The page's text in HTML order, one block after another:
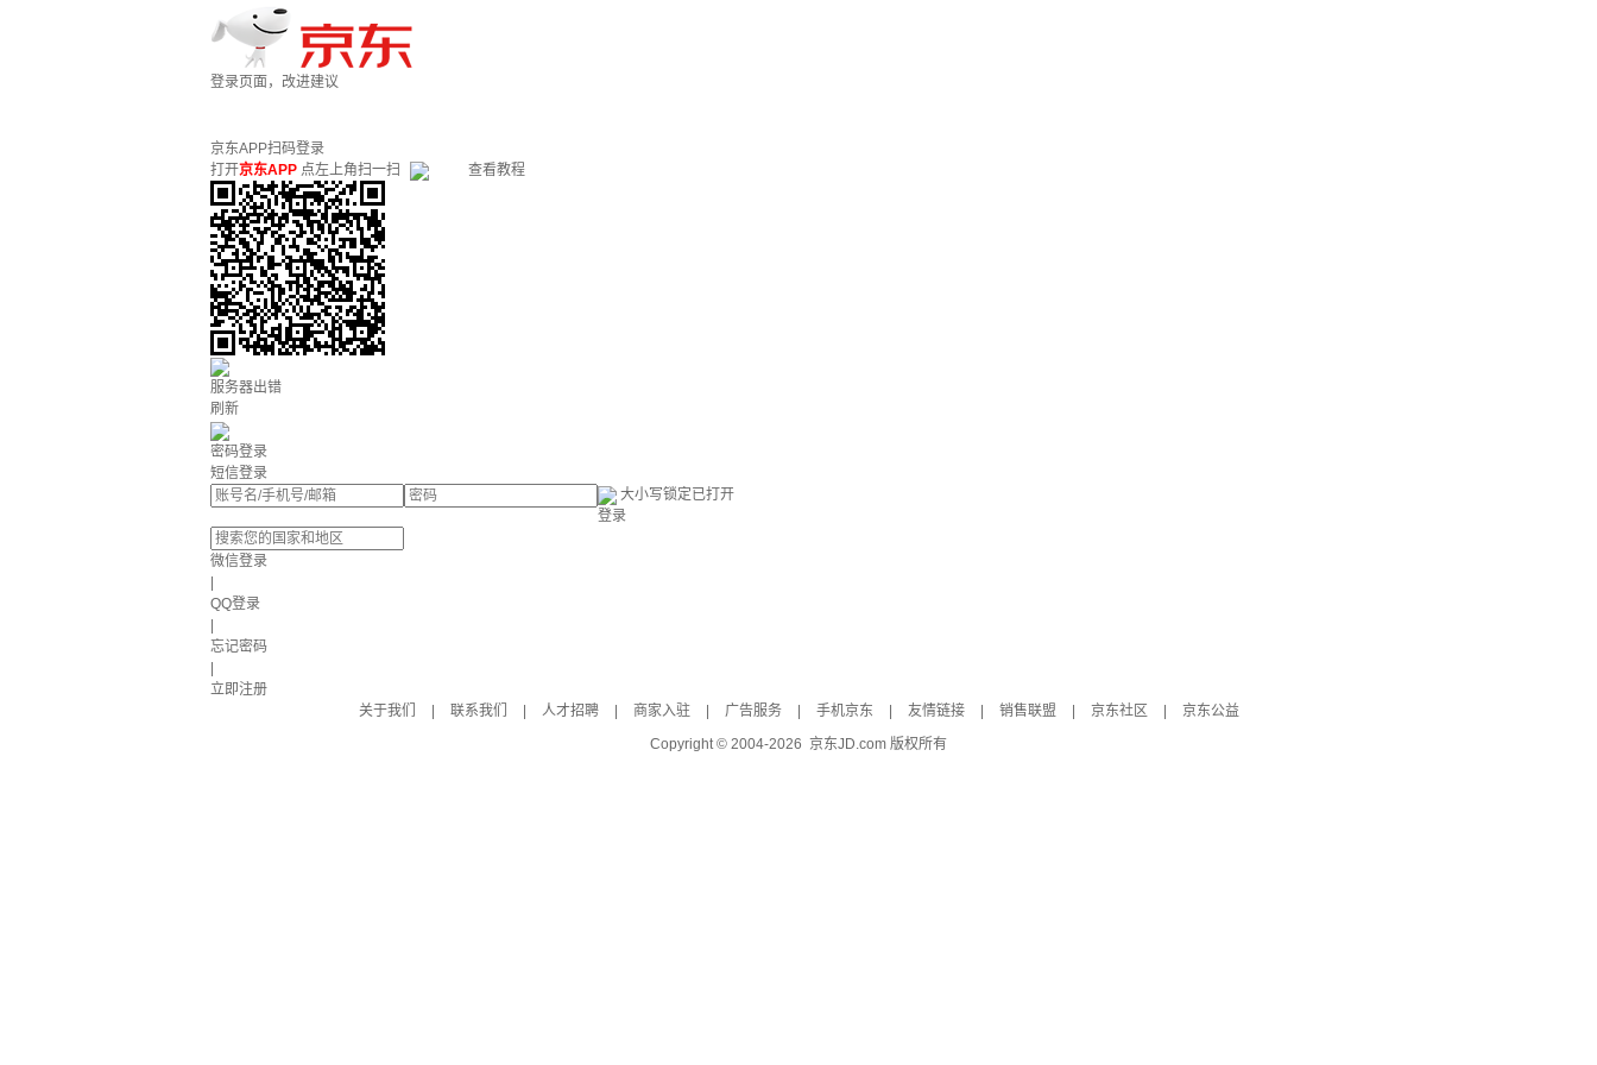
登录页面，改进建议
京东APP扫码登录
打开京东APP 点左上角扫一扫 查看教程
服务器出错
刷新
密码登录
短信登录
大小写锁定已打开
登录
微信登录
QQ登录
忘记密码
立即注册
关于我们
联系我们 人才招聘 商家入驻 广告服务 手机京东 友情链接 销售联盟 京东社区
京东公益
Copyright © 2004-2026 京东JD.com 版权所有